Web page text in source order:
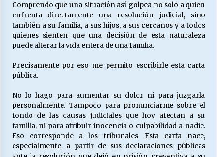
Releyendo la Rerum Novarum a 135 años. “La
cuestión social hoy”.
16/05/2026
30/04/2026
¿Asesores con doble sueldo?
18/04/2026
Chile y sus segmentos de la riqueza
06/04/2026
Comprendo que una situación así golpea no solo a quien
enfrenta directamente una resolución judicial, sino
también a su familia, a sus hijos, a sus cercanos y a todos
quienes sienten que una decisión de esta naturaleza
puede alterar la vida entera de una familia.
Precisamente por eso me permito escribirle esta carta
pública.
No lo hago para aumentar su dolor ni para juzgarla
personalmente. Tampoco para pronunciarme sobre el
fondo de las causas judiciales que hoy afectan a su
familia, ni para atribuir inocencia o culpabilidad a nadie.
Eso corresponde a los tribunales. Esta carta nace,
especialmente, a partir de sus declaraciones públicas